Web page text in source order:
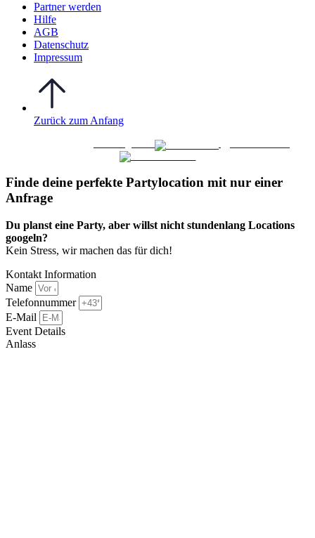
Partner werden
Hilfe
AGB
Datenschutz
Impressum
Zurück zum Anfang
Finde deine perfekte Partylocation mit nur einer
Anfrage​
Du planst eine Party, aber willst nicht stundenlang Locations
googeln?
Kein Stress, wir machen das für dich!
Kontakt Information
Name
Telefonnummer
E-Mail
Event Details
Anlass